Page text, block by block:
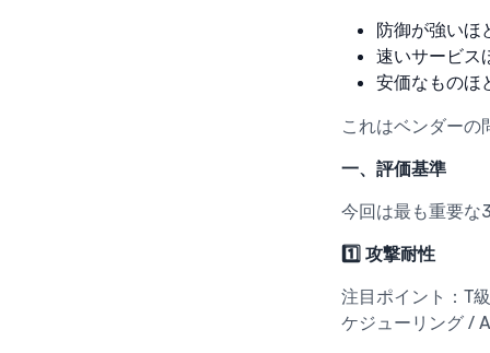
防御が強いほ
速いサービス
安価なものほ
これはベンダーの
一、評価基準
今回は最も重要な
1️⃣ 攻撃耐性
注目ポイント：T
ケジューリング /